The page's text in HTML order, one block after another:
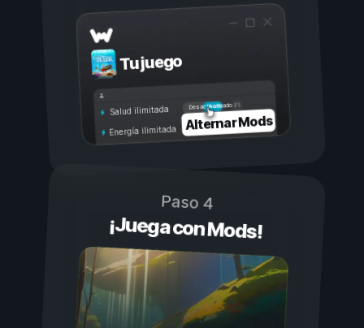
Tu juego
Activado
Desactivado
Salud ilimitada
Energía ilimitada Alternar Mods
Paso 4
¡Juega con Mods!